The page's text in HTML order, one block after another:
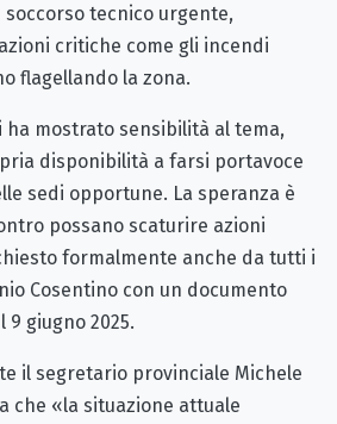
tecnico urgente,
critiche come gli incendi
flagellando la zona.
ha mostrato sensibilità al tema,
disponibilità a farsi portavoce
sedi opportune. La speranza è
possano scaturire azioni
formalmente anche da tutti i
Cosentino con un documento
giugno 2025.
il segretario provinciale Michele
che «la situazione attuale